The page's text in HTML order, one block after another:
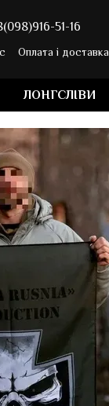
51-16
Оплата і доставка
ЛОНГСЛІВИ